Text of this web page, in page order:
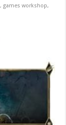
, games workshop,